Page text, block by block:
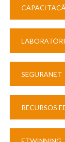
SEGURANET
RECURSOS